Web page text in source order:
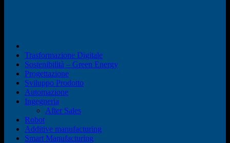
Trasformazione Digitale
Sostenibilità – Green Energy
Progettazione
Sviluppo Prodotto
Automazione
Ingegneria
After Sales
Robot
Additive manufacturing
Smart Manufacturing